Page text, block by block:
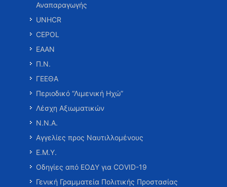
Αναπαραγωγής
UNHCR
CEPOL
ΕΑΑΝ
Π.Ν.
ΓΕΕΘΑ
Περιοδικό “Λιμενική Ηχώ”
Λέσχη Αξιωματικών
Ν.Ν.Α.
Αγγελίες προς Ναυτιλλομένους
Ε.Μ.Υ.
Οδηγίες από ΕΟΔΥ για COVID-19
Γενική Γραμματεία Πολιτικής Προστασίας